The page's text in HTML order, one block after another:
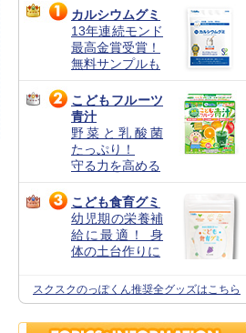
カルシウムグミ
13年連続モンド
最高金賞受賞！
無料サンプルも
こどもフルーツ
青汁
野菜と乳酸菌
たっぷり！
守る力を高める
こども食育グミ
幼児期の栄養補
給に最適！ 身
体の土台作りに
スクスクのっぽくん推奨全グッズはこちら